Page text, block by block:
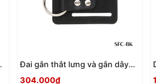
Đai gắn thắt lưng và gắn dây
an toàn màu đen TOP KOGYO
304.000₫